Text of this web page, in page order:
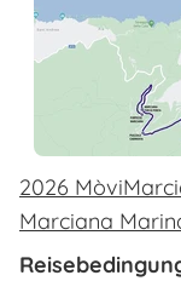
2026
Marciana